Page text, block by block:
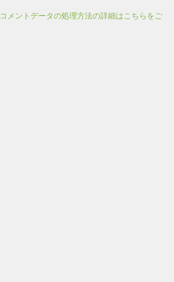
コメントデータの処理方法の詳細はこちらをご